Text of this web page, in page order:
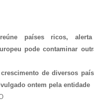
países ricos,
pode contaminar
de diversos
ontem pela entidade